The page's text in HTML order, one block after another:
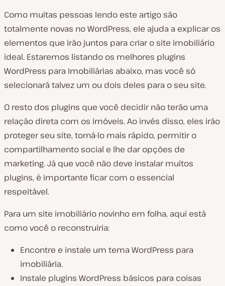
Como muitas pessoas lendo este artigo são
totalmente novas no WordPress, ele ajuda a explicar os
elementos que irão juntos para criar o site imobiliário
ideal. Estaremos listando os melhores plugins
WordPress para Imobiliárias abaixo, mas você só
selecionará talvez um ou dois deles para o seu site.
O resto dos plugins que você decidir não terão uma
relação direta com os imóveis. Ao invés disso, eles irão
proteger seu site, torná-lo mais rápido, permitir o
compartilhamento social e lhe dar opções de
marketing. Já que você não deve instalar muitos
plugins, é importante ficar com o essencial
respeitável.
Para um site imobiliário novinho em folha, aqui está
como você o reconstruiria:
Encontre e instale um tema WordPress para
imobiliária.
Instale plugins WordPress básicos para coisas